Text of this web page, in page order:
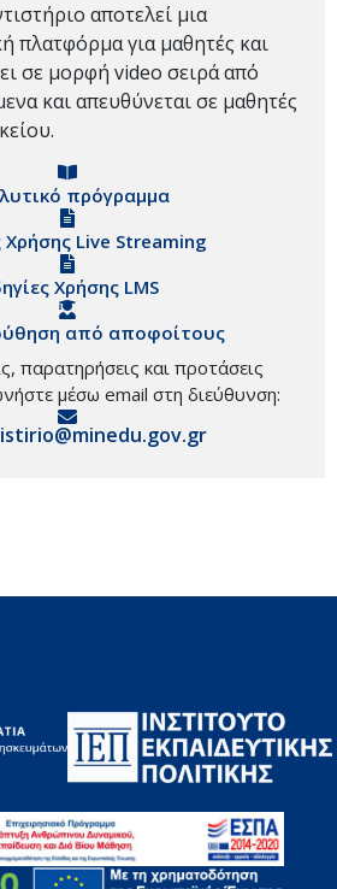
αποτελεί μια
πλατφόρμα για μαθητές και
σε μορφή video σειρά από
και απευθύνεται σε μαθητές
πρόγραμμα
Χρήσης Live Streaming
Χρήσης LMS
από αποφοίτους
παρατηρήσεις και προτάσεις
μέσω email στη διεύθυνση: